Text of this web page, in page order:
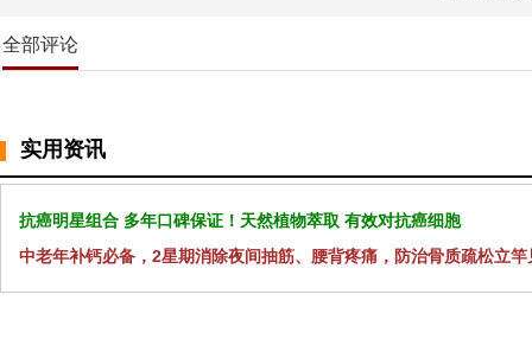
全部评论
实用资讯
抗癌明星组合 多年口碑保证！天然植物萃取 有效对抗癌细胞
中老年补钙必备，2星期消除夜间抽筋、腰背疼痛，防治骨质疏松立竿